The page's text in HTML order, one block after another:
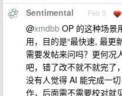
Sentimental Feb 5
@xmdbb OP 的这种场景
用，目的是“最快速, 最更
需要发帖来问吗？更何况
吧，错了改不就不就完了
没有人觉得 AI 能完成一
作，后面需不需要校对就